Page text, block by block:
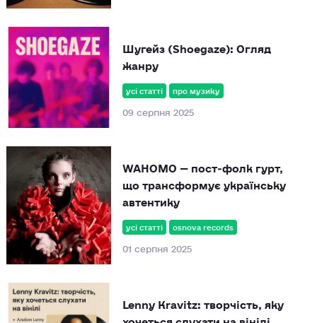
усі статті про музику
09 серпня 2025
Шугейз (Shoegaze): Огляд
жанру
усі статті osnova records
01 серпня 2025
WAHOMO — пост‑фолк гурт,
що трансформує українську
автентику
Lenny Kravitz: творчість, яку
хочеться слухати на вінілі